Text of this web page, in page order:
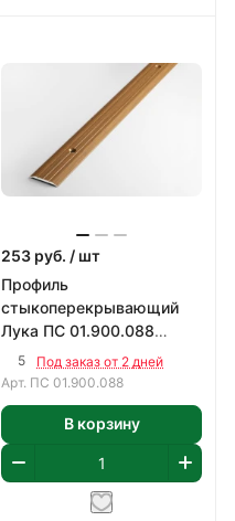
253 руб. / шт
Профиль
стыкоперекрывающий
Лука ПС 01.900.088
900х25 мм
5
Под заказ от 2 дней
Арт. ПС 01.900.088
В корзину